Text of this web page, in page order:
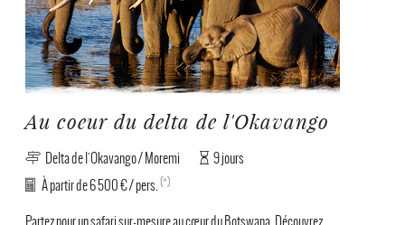
Au coeur du delta de l'Okavango
Delta de l'Okavango / Moremi
9 jours
À partir de 6 500 € / pers.(*)